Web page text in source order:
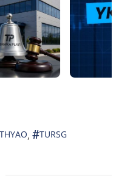
THYAO, #TURSG